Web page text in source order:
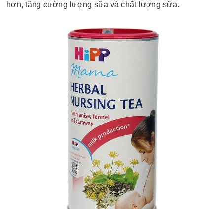
hơn, tăng cường lượng sữa và chất lượng sữa.